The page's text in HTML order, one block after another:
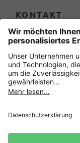
KONTAKT
ZAHLUNG